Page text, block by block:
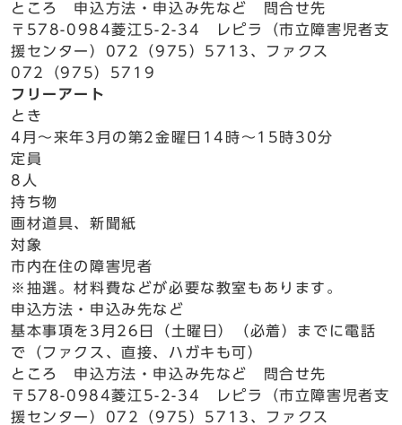
ところ 申込方法・申込み先など 問合せ先
〒578-0984菱江5-2-34 レピラ（市立障害児者支
援センター）072（975）5713、ファクス
072（975）5719
フリーアート
とき
4月～来年3月の第2金曜日14時～15時30分
定員
8人
持ち物
画材道具、新聞紙
対象
市内在住の障害児者
※抽選。材料費などが必要な教室もあります。
申込方法・申込み先など
基本事項を3月26日（土曜日）（必着）までに電話
で（ファクス、直接、ハガキも可）
ところ 申込方法・申込み先など 問合せ先
〒578-0984菱江5-2-34 レピラ（市立障害児者支
援センター）072（975）5713、ファクス